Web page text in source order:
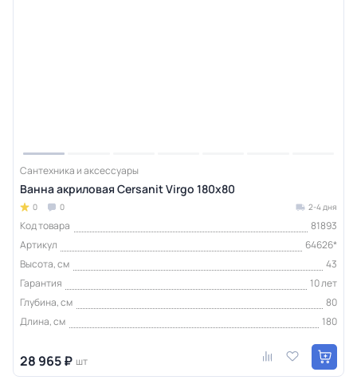
Сантехника и аксессуары
Ванна акриловая Cersanit Virgo 180x80
0 0 2-4 дня
Код товара
81893
Артикул
64626*
Высота, см
43
Гарантия
10 лет
Глубина, см
80
Длина, см
180
28 965 ₽ шт